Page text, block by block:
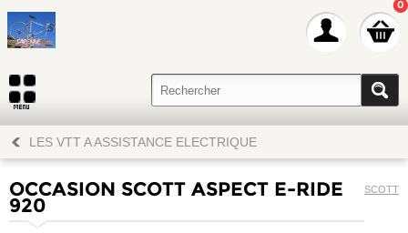
0
LES VTT A ASSISTANCE ELECTRIQUE
SCOTT
OCCASION SCOTT ASPECT E-RIDE
920